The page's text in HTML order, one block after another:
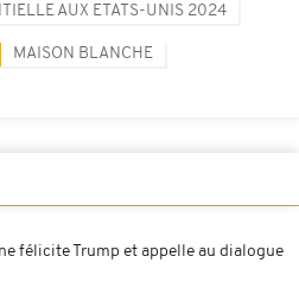
AUX ETATS-UNIS 2024
MAISON BLANCHE
félicite Trump et appelle au dialogue